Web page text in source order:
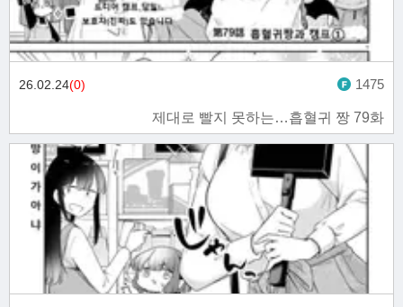
제대로 빨지 못하는…흡혈귀 짱 79화
26.02.24(0) 1475